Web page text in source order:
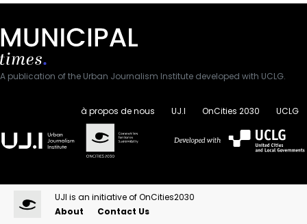
A publication of the Urban Journalism Institute developed with UCLG.
à propos de nous UJ.I OnCities 2030 UCLG
UJI is an initiative of OnCities2030
About
Contact Us